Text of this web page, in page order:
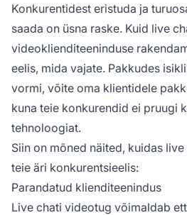
Konkurentidest eristuda ja
saada on üsna raske. Kuid live
videoklienditeeninduse
eelis, mida vajate. Pakkudes
vormi, võite oma klientidele
kuna teie konkurendid ei pruugi
tehnoloogiat.
Siin on mõned näited, kuidas
teie äri konkurentsieelis:
Parandatud klienditeenindus
Live chati videotug võimaldab